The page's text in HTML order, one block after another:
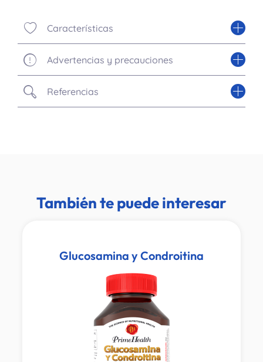
Características
Advertencias y precauciones
Referencias
También te puede interesar
Glucosamina y Condroitina